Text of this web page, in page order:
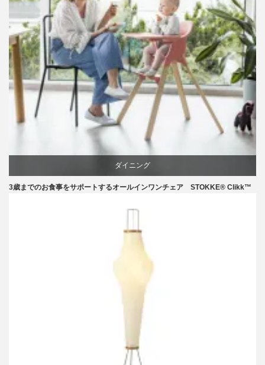
ダイニング
3歳までのお食事をサポートするオールインワンチェア STOKKE® Clikk™